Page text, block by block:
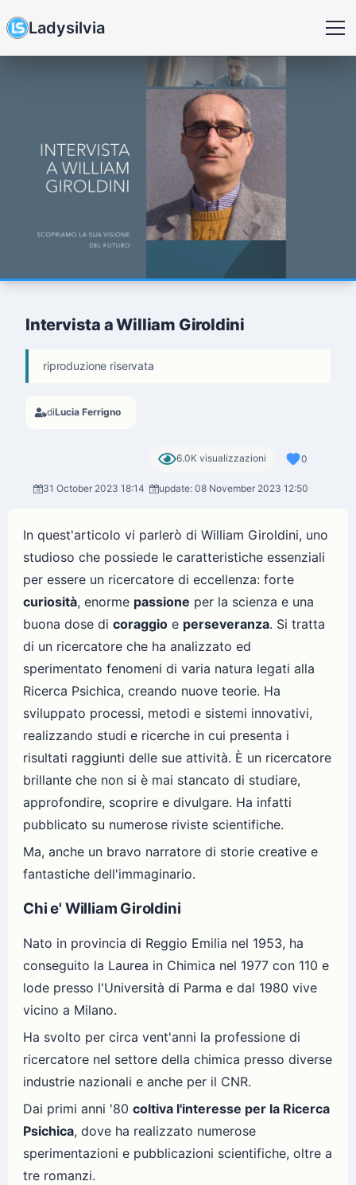
Ladysilvia
Intervista a William Giroldini
riproduzione riservata
diLucia Ferrigno
6.0K visualizzazioni 0
31 October 2023 18:14 update: 08 November 2023 12:50
In quest'articolo vi parlerò di William Giroldini, uno
studioso che possiede le caratteristiche essenziali
per essere un ricercatore di eccellenza: forte
curiosità, enorme passione per la scienza e una
buona dose di coraggio e perseveranza. Si tratta
di un ricercatore che ha analizzato ed
sperimentato fenomeni di varia natura legati alla
Ricerca Psichica, creando nuove teorie. Ha
sviluppato processi, metodi e sistemi innovativi,
realizzando studi e ricerche in cui presenta i
risultati raggiunti delle sue attività. È un ricercatore
brillante che non si è mai stancato di studiare,
approfondire, scoprire e divulgare. Ha infatti
pubblicato su numerose riviste scientifiche.
Ma, anche un bravo narratore di storie creative e
fantastiche dell'immaginario.
Chi e' William Giroldini
Nato in provincia di Reggio Emilia nel 1953, ha
conseguito la Laurea in Chimica nel 1977 con 110 e
lode presso l'Università di Parma e dal 1980 vive
vicino a Milano.
Ha svolto per circa vent'anni la professione di
ricercatore nel settore della chimica presso diverse
industrie nazionali e anche per il CNR.
Dai primi anni '80 coltiva l'interesse per la Ricerca
Psichica, dove ha realizzato numerose
sperimentazioni e pubblicazioni scientifiche, oltre a
tre romanzi.